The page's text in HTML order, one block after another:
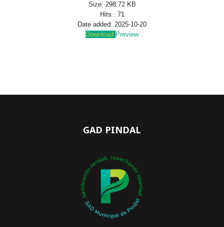
Size: 298.72 KB
Hits : 71
Date added: 2025-10-20
Download Preview
GAD PINDAL